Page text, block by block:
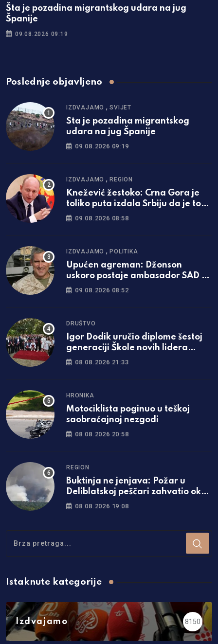
Šta je pozadina migrantskog udara na jug
Španije
09.08.2026 09:19
Poslednje objavljeno
IZDVAJAMO ,SVIJET
Šta je pozadina migrantskog
udara na jug Španije
09.08.2026 09:19
IZDVAJAMO ,REGION
Knežević žestoko: Crna Gora je
toliko puta izdala Srbiju da je to
dovoljno i za one koji će tek da se
09.08.2026 08:58
IZDVAJAMO ,POLITIKA
Upućen agreman: Džonson
uskoro postaje ambasador SAD u
BiH09.08.2026 08:52
DRUŠTVO
Igor Dodik uručio diplome šestoj
generaciji Škole novih lidera
SNSD-a: „Za Srpsku se najviše
08.08.2026 21:33
HRONIKA
Motociklista poginuo u teškoj
saobraćajnoj nezgodi
08.08.2026 20:58
REGION
Buktinja ne jenjava: Požar u
Deliblatskoj peščari zahvatio oko
1.500 hektara šume i niskog
08.08.2026 19:08
Istaknute kategorije
Izdvajamo 8150